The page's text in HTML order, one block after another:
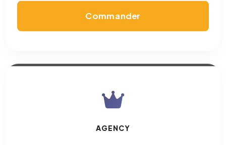
Commander
AGENCY